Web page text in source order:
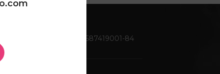
270-0587419001-84